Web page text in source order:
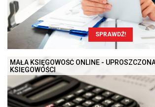
SPRAWDŹ!
MAŁA KSIĘGOWOŚĆ ONLINE -
KSIĘGOWOŚCI